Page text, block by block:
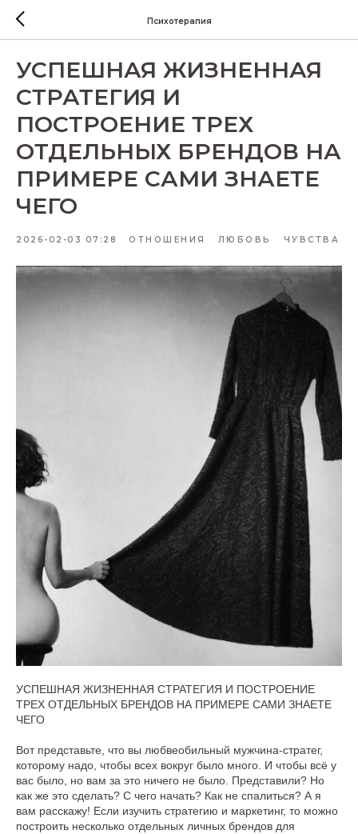
Психотерапия
УСПЕШНАЯ ЖИЗНЕННАЯ
СТРАТЕГИЯ И
ПОСТРОЕНИЕ ТРЕХ
ОТДЕЛЬНЫХ БРЕНДОВ НА
ПРИМЕРЕ САМИ ЗНАЕТЕ
ЧЕГО
2026-02-03 07:28 ОТНОШЕНИЯ ЛЮБОВЬ ЧУВСТВА
УСПЕШНАЯ ЖИЗНЕННАЯ СТРАТЕГИЯ И ПОСТРОЕНИЕ
ТРЕХ ОТДЕЛЬНЫХ БРЕНДОВ НА ПРИМЕРЕ САМИ ЗНАЕТЕ
ЧЕГО
Вот представьте, что вы любвеобильный мужчина-стратег,
которому надо, чтобы всех вокруг было много. И чтобы всё у
вас было, но вам за это ничего не было. Представили? Но
как же это сделать? С чего начать? Как не спалиться? А я
вам расскажу! Если изучить стратегию и маркетинг, то можно
построить несколько отдельных личных брендов для